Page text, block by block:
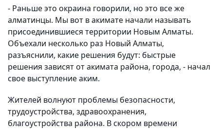
- Раньше это окраина говорили, но это все же
алматинцы. Мы вот в акимате начали называть
присоединившиеся территории Новым Алматы.
Объехали несколько раз Новый Алматы,
разъяснили, какие решения будут: быстрые
решения зависят от акимата района, города, - начал
свое выступление аким.
Жителей волнуют проблемы безопасности,
трудоустройства, здравоохранения,
благоустройства района. В скором времени